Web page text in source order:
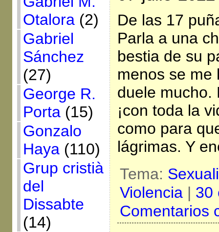
Otalora(2)
Gabriel
Sánchez
(27)
George R.
Porta(15)
Gonzalo
Haya(110)
Grup cristià
del
Dissabte
(14)
De las 17
Parla a una
bestia de su
menos se me
duele mucho.
¡con toda la
como para
lágrimas. Y
Tema:
Violencia| 30
Comentarios